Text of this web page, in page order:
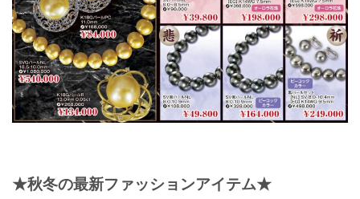
★秋冬の最新ファッションアイテム★